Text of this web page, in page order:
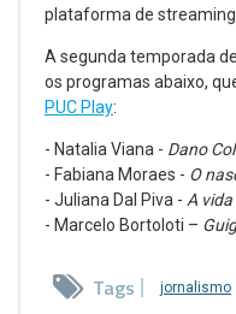
plataforma de streaming
A segunda temporada de
os programas abaixo,
PUC Play:
- Natalia Viana - Dano
- Fabiana Moraes - O
- Juliana Dal Piva - A
- Marcelo Bortoloti –
Tags jornalismo